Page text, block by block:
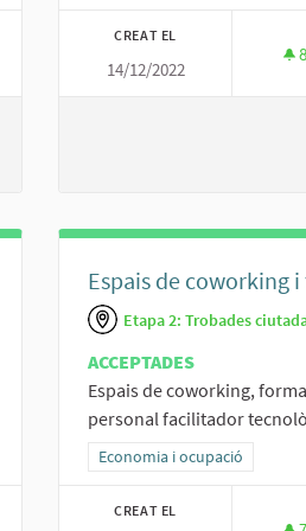
D'OFICIS TRADICIONALS
EL RELLEU GENERACIONAL
CREAT EL
14/12/2022
8
continua
Espais de coworking
Etapa 2: Trobades
ACCEPTADES
Espais de coworking,
personal facilitador
Resultats al filtrar per la
Economia i ocupació
CREAT EL